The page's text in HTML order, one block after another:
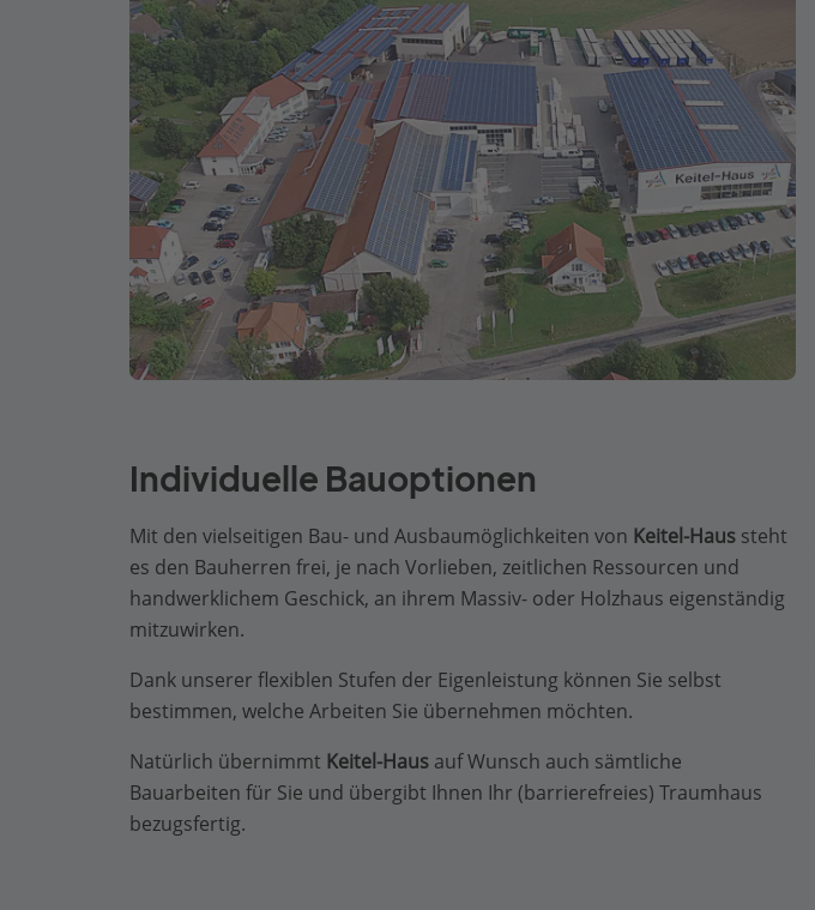
Individuelle Bauoptionen
Mit den vielseitigen Bau- und Ausbaumöglichkeiten von Keitel-Haus steht
es den Bauherren frei, je nach Vorlieben, zeitlichen Ressourcen und
handwerklichem Geschick, an ihrem Massiv- oder Holzhaus eigenständig
mitzuwirken.
Dank unserer flexiblen Stufen der Eigenleistung können Sie selbst
bestimmen, welche Arbeiten Sie übernehmen möchten.
Natürlich übernimmt Keitel-Haus auf Wunsch auch sämtliche
Bauarbeiten für Sie und übergibt Ihnen Ihr (barrierefreies) Traumhaus
bezugsfertig.